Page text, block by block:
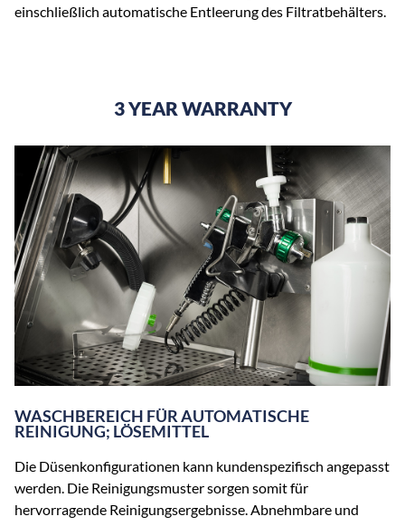
einschließlich automatische Entleerung des Filtratbehälters.
3 YEAR WARRANTY
WASCHBEREICH FÜR AUTOMATISCHE
REINIGUNG; LÖSEMITTEL
Die Düsenkonfigurationen kann kundenspezifisch angepasst
werden. Die Reinigungsmuster sorgen somit für
hervorragende Reinigungsergebnisse. Abnehmbare und